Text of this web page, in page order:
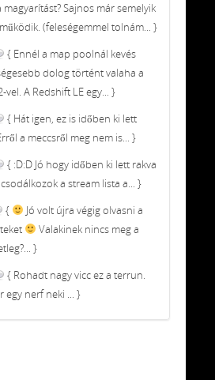
magyarítást? Sajnos már semelyik
(feleségemmel tolnám... }
{ Ennél a map poolnál kevés
dolog történt valaha a
vel. A Redshift LE egy... }
{ Hát igen, ez is időben ki lett
a meccsről meg nem is... }
{ :D:D Jó hogy időben ki lett rakva
a stream lista a... }
{
Jó volt újra végig olvasni a
Valakinek nincs meg a
}
{ Rohadt nagy vicc ez a terrun.
egy nerf neki ... }